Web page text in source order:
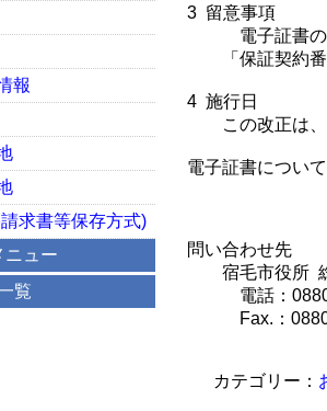
3 留意事項
電子証書の使
「保証契約番
4 施行日
この改正は、
電子証書につい
問い合わせ先
宿毛市役所
電話：
Fax.：0880-
報
求書等保存方式)
ニュー
覧